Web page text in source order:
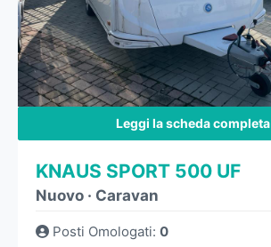
Leggi la scheda completa
KNAUS SPORT 500 UF
Nuovo · Caravan
Posti Omologati: 0